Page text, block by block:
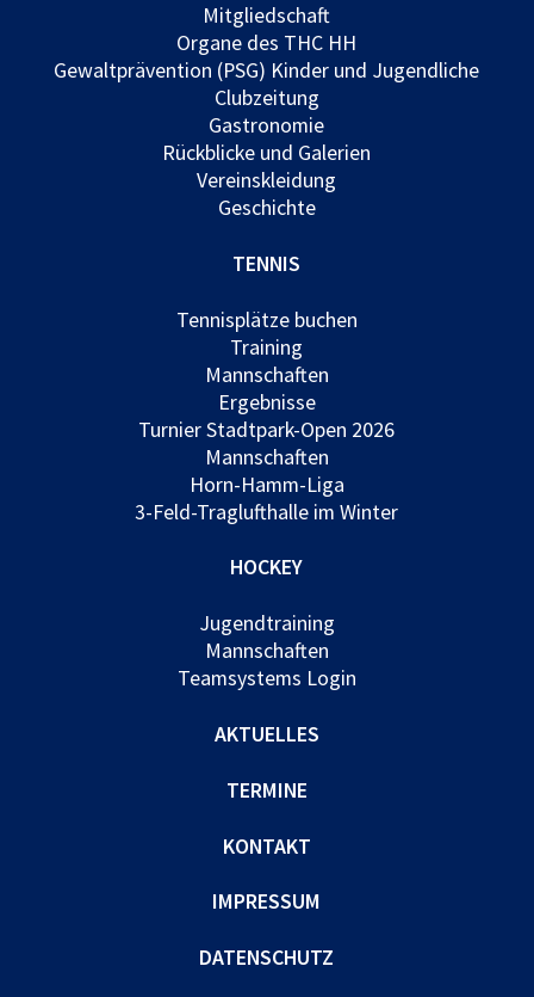
Mitgliedschaft
Organe des THC HH
Gewaltprävention (PSG) Kinder und Jugendliche
Clubzeitung
Gastronomie
Rückblicke und Galerien
Vereinskleidung
Geschichte
TENNIS
Tennisplätze buchen
Training
Mannschaften
Ergebnisse
Turnier Stadtpark-Open 2026
Mannschaften
Horn-Hamm-Liga
3-Feld-Traglufthalle im Winter
HOCKEY
Jugendtraining
Mannschaften
Teamsystems Login
AKTUELLES
TERMINE
KONTAKT
IMPRESSUM
DATENSCHUTZ